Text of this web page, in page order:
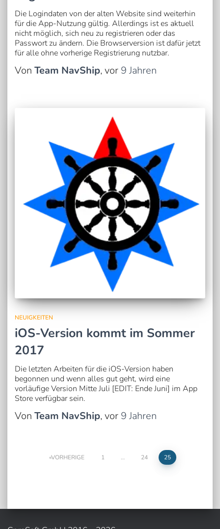
Die Logindaten von der alten Website sind weiterhin
für die App-Nutzung gültig. Allerdings ist es aktuell
nicht möglich, sich neu zu registrieren oder das
Passwort zu ändern. Die Browserversion ist dafür jetzt
für alle ohne vorherige Registrierung nutzbar.
Von Team NavShip, vor 9 Jahren
NEUIGKEITEN
iOS-Version kommt im Sommer
2017
Die letzten Arbeiten für die iOS-Version haben
begonnen und wenn alles gut geht, wird eine
vorläufige Version Mitte Juli [EDIT: Ende Juni] im App
Store verfügbar sein.
Von Team NavShip, vor 9 Jahren
Seitennummerierung
VORHERIGE 1 … 24 25